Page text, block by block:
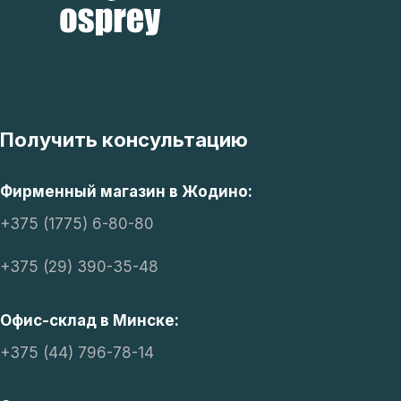
Получить консультацию
Фирменный магазин в Жодино:
+375 (1775) 6-80-80
+375 (29) 390-35-48
Офис-склад в Минске:
+375 (44) 796-78-14